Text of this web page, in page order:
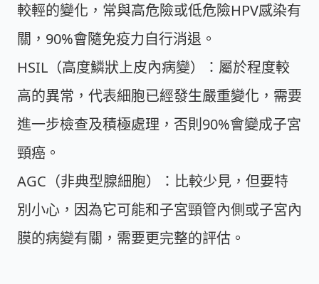
較輕的變化，常與高危險或低危險HPV感染有
關，90%會隨免疫力自行消退。
HSIL（高度鱗狀上皮內病變）： 屬於程度較
高的異常，代表細胞已經發生嚴重變化，需要
進一步檢查及積極處理，否則90%會變成子宮
頸癌。
AGC（非典型腺細胞）： 比較少見，但要特
別小心，因為它可能和子宮頸管內側或子宮內
膜的病變有關，需要更完整的評估。